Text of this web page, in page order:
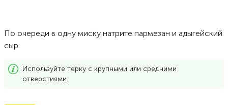
По очереди в одну миску натрите пармезан и адыгейский
сыр.
Используйте терку с крупными или средними
отверстиями.